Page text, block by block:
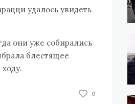
удалось увидеть
они уже собирались
блестящее
0